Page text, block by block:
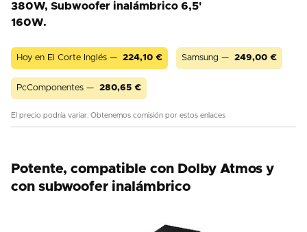
380W, Subwoofer inalámbrico 6,5'
160W.
Hoy en El Corte Inglés — 224,10 € Samsung — 249,00 €
PcComponentes — 280,65 €
El precio podría variar. Obtenemos comisión por estos enlaces
Potente, compatible con Dolby Atmos y
con subwoofer inalámbrico